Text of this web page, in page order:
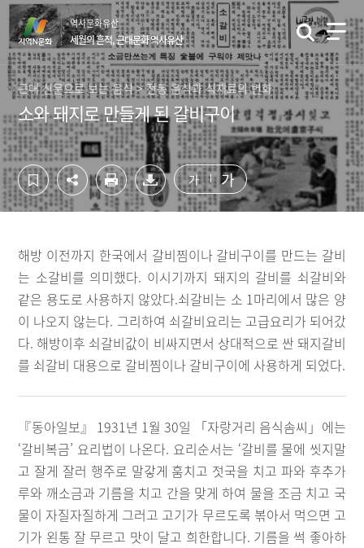
컨
텐
츠
영
역
로
가
기
하
단
영
역
바
가
기
역사문화유산
세월의 흔적, 근대문화 역사유산
근대 신문으로 보는 음식 > 전통 음식과 식재료의 변화
소와 돼지로 만들게 된 갈비구이
가 가
해방 이전까지 한국에서 갈비찜이나 갈비구이를 만드는 갈비
는 소갈비를 의미했다. 이시기까지 돼지의 갈비를 쇠갈비와
같은 용도로 사용하지 않았다.쇠갈비는 소 1마리에서 많은 양
이 나오지 않는다. 그리하여 쇠갈비요리는 고급요리가 되어갔
다. 해방이후 쇠갈비값이 비싸지면서 상대적으로 싼 돼지갈비
를 쇠갈비 대용으로 갈비찜이나 갈비구이에 사용하게 되었다.
『동아일보』 1931년 1월 30일 「자랑거리 음식솜씨」에는
‘갈비복금’ 요리법이 나온다. 요리순서는 ‘갈비를 물에 씻지말
고 잘게 잘러 행주로 말갛게 훔치고 젓국을 치고 파와 후추가
루와 깨소금과 기름을 치고 간을 맞게 하여 물을 조금 치고 국
물이 자질자질하게 그러고 고기가 무르도록 볶아서 먹으면 고
기가 왼통 잘 무르고 맛이 달고 희한합니다. 기름을 썩 좋아하